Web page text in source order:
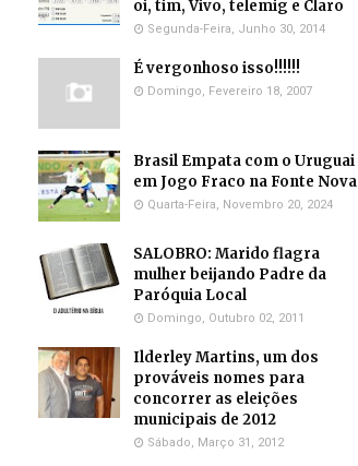
oi, tim, Vivo, telemig e Claro
Segunda-Feira, Junho 30, 2014
É vergonhoso isso!!!!!!
Domingo, Fevereiro 18, 2007
Brasil Empata com o Uruguai
em Jogo Fraco na Fonte Nova
Quarta-Feira, Novembro 20, 2024
SALOBRO: Marido flagra
mulher beijando Padre da
Paróquia Local
Domingo, Outubro 02, 2011
Ilderley Martins, um dos
prováveis nomes para
concorrer as eleições
municipais de 2012
Sábado, Março 31, 2012